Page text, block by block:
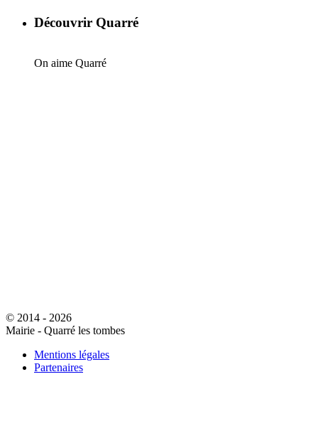
Découvrir Quarré
On aime Quarré
© 2014 - 2026
Mairie - Quarré les tombes
Mentions légales
Partenaires